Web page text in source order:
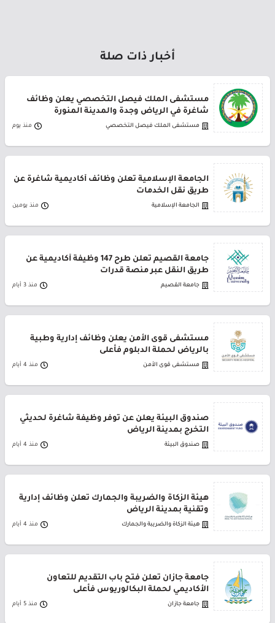
أخبار ذات صلة
مستشفى الملك فيصل التخصصي يعلن وظائف
شاغرة في الرياض وجدة والمدينة المنورة
مستشفى الملك فيصل التخصصي منذ يوم
الجامعة الإسلامية تعلن وظائف أكاديمية شاغرة عن
طريق نقل الخدمات
الجامعة الإسلامية منذ يومين
جامعة القصيم تعلن طرح 147 وظيفة أكاديمية عن
طريق النقل عبر منصة قدرات
جامعة القصيم منذ 3 أيام
مستشفى قوى الأمن يعلن وظائف إدارية وطبية
بالرياض لحملة الدبلوم فأعلى
مستشفى قوى الأمن منذ 4 أيام
صندوق البيئة يعلن عن توفر وظيفة شاغرة لحديثي
التخرج بمدينة الرياض
صندوق البيئة منذ 4 أيام
هيئة الزكاة والضريبة والجمارك تعلن وظائف إدارية
وتقنية بمدينة الرياض
هيئة الزكاة والضريبة والجمارك منذ 4 أيام
جامعة جازان تعلن فتح باب التقديم للتعاون
الأكاديمي لحملة البكالوريوس فأعلى
جامعة جازان منذ 5 أيام